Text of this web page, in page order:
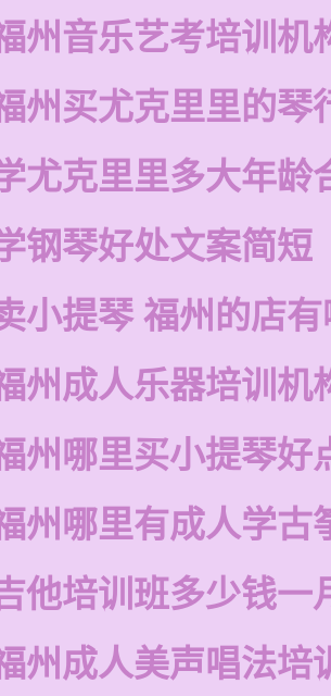
州音乐艺考培训机
州买尤克里里的琴
尤克里里多大年龄
钢琴好处文案简短
小提琴 福州的店
州成人乐器培训机
州哪里买小提琴好
州哪里有成人学古
他培训班多少钱一
州成人美声唱法培